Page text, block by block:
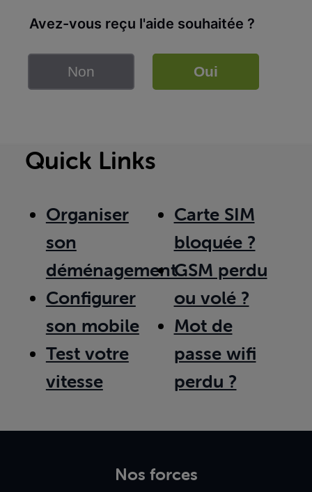
Avez-vous reçu l'aide souhaitée ?
Non Oui
Quick Links
Organiser
son
déménagement
Configurer
son mobile
Test votre
vitesse
Carte SIM
bloquée ?
GSM perdu
ou volé ?
Mot de
passe wifi
perdu ?
Nos forces